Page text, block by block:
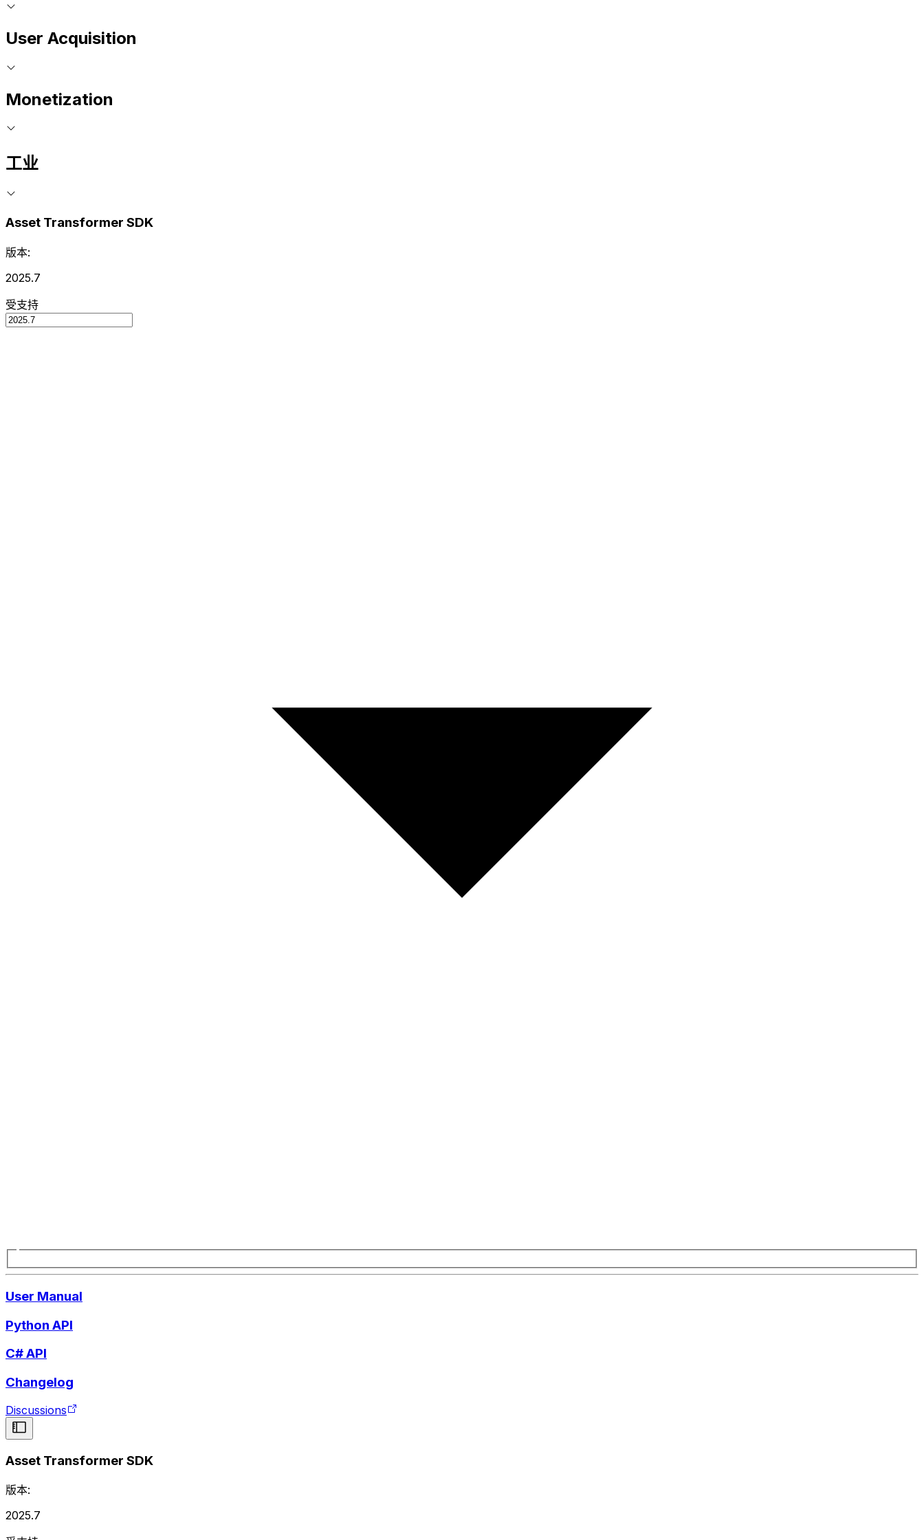
User Acquisition
Monetization
工业
Asset Transformer SDK
版本:
2025.7
受支持
User Manual
Python API
C# API
Changelog
Discussions
Asset Transformer SDK
版本:
2025.7